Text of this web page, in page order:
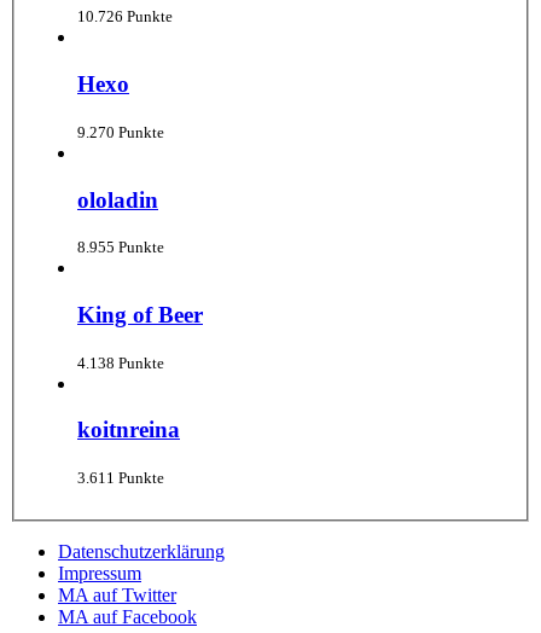
10.726 Punkte
Hexo
9.270 Punkte
ololadin
8.955 Punkte
King of Beer
4.138 Punkte
koitnreina
3.611 Punkte
Datenschutzerklärung
Impressum
MA auf Twitter
MA auf Facebook